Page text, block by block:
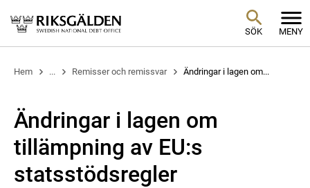
SÖK MENY
Hem ... Remisser och remissvar Ändringar i lagen om...
Ändringar i lagen om
tillämpning av EU:s
statsstödsregler